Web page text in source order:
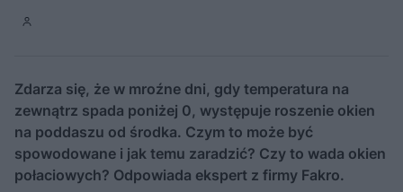
Zdarza się, że w mroźne dni, gdy temperatura na
zewnątrz spada poniżej 0, występuje roszenie okien
na poddaszu od środka. Czym to może być
spowodowane i jak temu zaradzić? Czy to wada okien
połaciowych? Odpowiada ekspert z firmy Fakro.